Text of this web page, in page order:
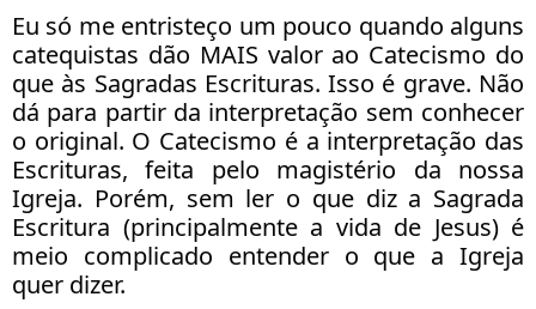
Eu só me entristeço um pouco quando alguns
catequistas dão MAIS valor ao Catecismo do
que às Sagradas Escrituras. Isso é grave. Não
dá para partir da interpretação sem conhecer
o original. O Catecismo é a interpretação das
Escrituras, feita pelo magistério da nossa
Igreja. Porém, sem ler o que diz a Sagrada
Escritura (principalmente a vida de Jesus) é
meio complicado entender o que a Igreja
quer dizer.